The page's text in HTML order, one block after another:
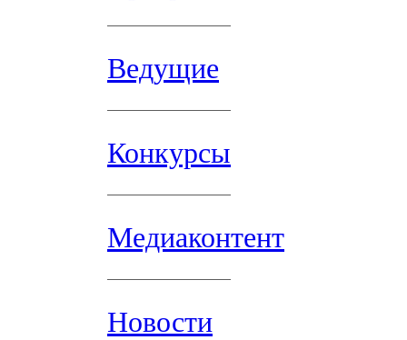
Ведущие
Конкурсы
Медиаконтент
Новости